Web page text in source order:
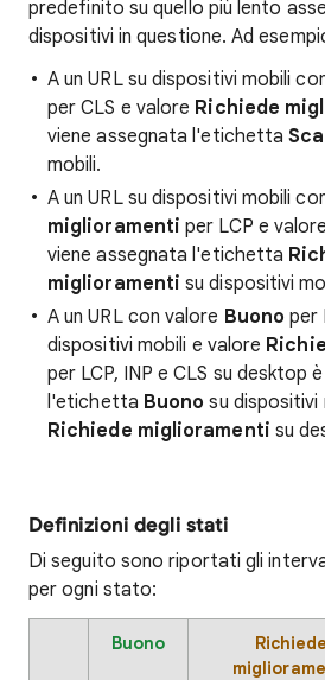
predefinito su quello più lento
dispositivi in questione. Ad
A un URL su dispositivi mobili
per CLS e valore Richiede
viene assegnata l'etichetta
mobili.
A un URL su dispositivi mobili
miglioramenti per LCP e valore
viene assegnata l'etichetta
miglioramenti su dispositivi
A un URL con valore Buono per
dispositivi mobili e valore
per LCP, INP e CLS su desktop
l'etichetta Buono su
Richiede miglioramenti su
Definizioni degli stati
Di seguito sono riportati gli
per ogni stato:
Buono
Richiede